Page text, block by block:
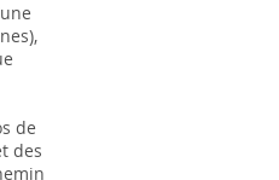
de
des